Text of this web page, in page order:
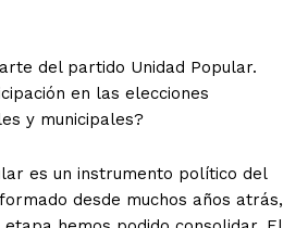
del partido Unidad Popular.
en las elecciones
y municipales?
es un instrumento político del
desde muchos años atrás,